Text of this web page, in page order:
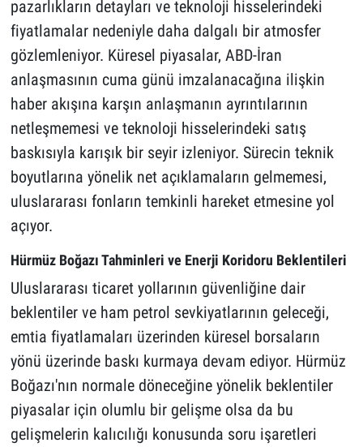
pazarlıkların detayları ve teknoloji hisselerindeki
fiyatlamalar nedeniyle daha dalgalı bir atmosfer
gözlemleniyor. Küresel piyasalar, ABD-İran
anlaşmasının cuma günü imzalanacağına ilişkin
haber akışına karşın anlaşmanın ayrıntılarının
netleşmemesi ve teknoloji hisselerindeki satış
baskısıyla karışık bir seyir izleniyor. Sürecin teknik
boyutlarına yönelik net açıklamaların gelmemesi,
uluslararası fonların temkinli hareket etmesine yol
açıyor.
Hürmüz Boğazı Tahminleri ve Enerji Koridoru Beklentileri
Uluslararası ticaret yollarının güvenliğine dair
beklentiler ve ham petrol sevkiyatlarının geleceği,
emtia fiyatlamaları üzerinden küresel borsaların
yönü üzerinde baskı kurmaya devam ediyor. Hürmüz
Boğazı'nın normale döneceğine yönelik beklentiler
piyasalar için olumlu bir gelişme olsa da bu
gelişmelerin kalıcılığı konusunda soru işaretleri